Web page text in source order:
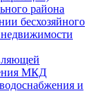
района
бесхозяйного
недвижимости
МКД
и